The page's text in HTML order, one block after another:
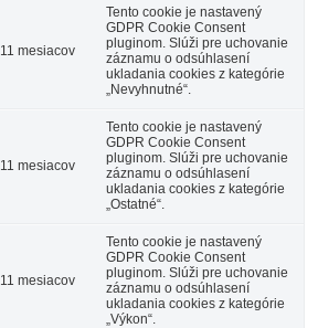
11 mesiacov
Tento cookie je nastavený
GDPR Cookie Consent
pluginom. Slúži pre uchovanie
záznamu o odsúhlasení
ukladania cookies z kategórie
„Nevyhnutné“.
11 mesiacov
Tento cookie je nastavený
GDPR Cookie Consent
pluginom. Slúži pre uchovanie
záznamu o odsúhlasení
ukladania cookies z kategórie
„Ostatné“.
11 mesiacov
Tento cookie je nastavený
GDPR Cookie Consent
pluginom. Slúži pre uchovanie
záznamu o odsúhlasení
ukladania cookies z kategórie
„Výkon“.